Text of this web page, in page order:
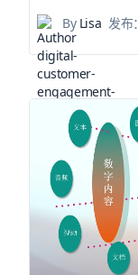
ByLisa 发布：